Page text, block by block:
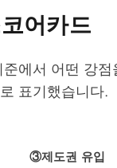
어카드
에서 어떤 강
표기했습니다.
③제도권 유입